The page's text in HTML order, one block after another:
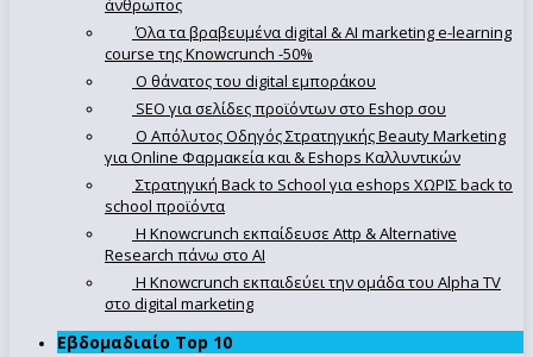
Όλα τα βραβευμένα digital & AI marketing e-learning
course της Knowcrunch -50%
Ο θάνατος του digital εμποράκου
SEO για σελίδες προϊόντων στο Eshop σου
Ο Απόλυτoς Οδηγός Στρατηγικής Beauty Marketing
για Online Φαρμακεία και & Eshops Καλλυντικών
Στρατηγική Back to School για eshops ΧΩΡΙΣ back to
school προϊόντα
Η Knowcrunch εκπαίδευσε Attp & Alternative
Research πάνω στο ΑΙ
Η Knowcrunch εκπαιδεύει την ομάδα του Alpha TV
στο digital marketing
Εβδομαδιαίο Top 10